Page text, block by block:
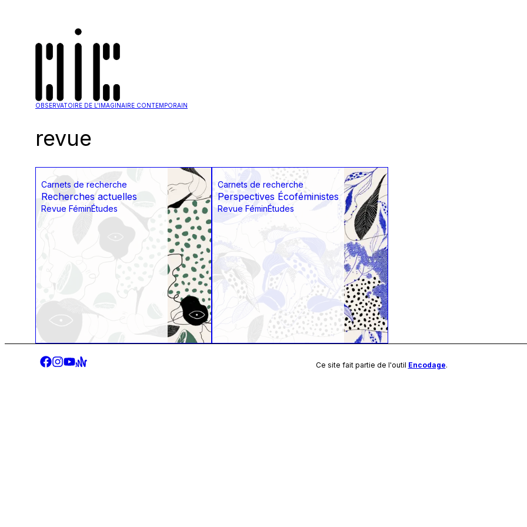
OBSERVATOIRE DE L'IMAGINAIRE CONTEMPORAIN
revue
Carnets de recherche
Recherches actuelles
Revue FéminÉtudes
Carnets de recherche
Perspectives Écoféministes
Revue FéminÉtudes
Ce site fait partie de l'outil Encodage.